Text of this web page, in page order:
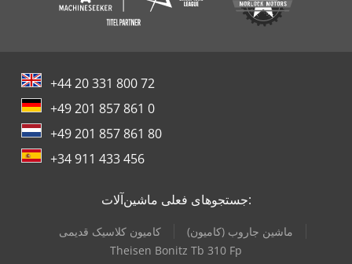
+44 20 331 800 72
+49 201 857 861 0
+49 201 857 861 80
+34 911 433 456
جستجوهای فعلی ماشین‌آلات:
کامیون کلاسیک قدیمی
ماشین جاروب (کامیون)
Theisen Bonitz Tb 310 Fp